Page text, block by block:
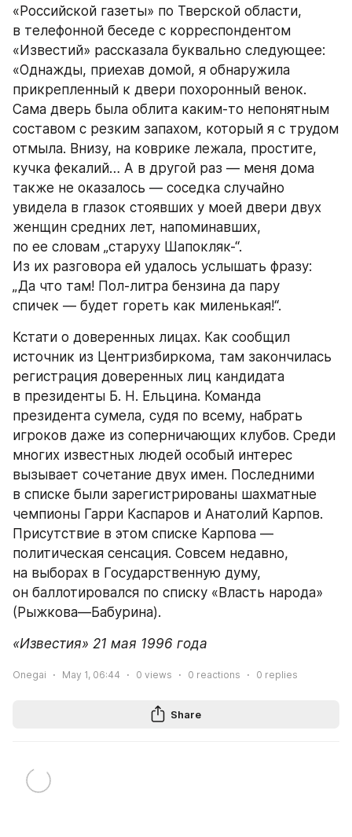
«Российской газеты» по Тверской области,
в телефонной беседе с корреспондентом
«Известий» рассказала буквально следующее:
«Однажды, приехав домой, я обнаружила
прикрепленный к двери похоронный венок.
Сама дверь была облита каким-то непонятным
составом с резким запахом, который я с трудом
отмыла. Внизу, на коврике лежала, простите,
кучка фекалий… А в другой раз — меня дома
также не оказалось — соседка случайно
увидела в глазок стоявших у моей двери двух
женщин средних лет, напоминавших,
по ее словам „старуху Шапокляк-“.
Из их разговора ей удалось услышать фразу:
„Да что там! Пол-литра бензина да пару
спичек — будет гореть как миленькая!“.
Кстати о доверенных лицах. Как сообщил
источник из Центризбиркома, там закончилась
регистрация доверенных лиц кандидата
в президенты Б. Н. Ельцина. Команда
президента сумела, судя по всему, набрать
игроков даже из соперничающих клубов. Среди
многих известных людей особый интерес
вызывает сочетание двух имен. Последними
в списке были зарегистрированы шахматные
чемпионы Гарри Каспаров и Анатолий Карпов.
Присутствие в этом списке Карпова —
политическая сенсация. Совсем недавно,
на выборах в Государственную думу,
он баллотировался по списку «Власть народа»
(Рыжкова—Бабурина).
«Известия» 21 мая 1996 года
Onegai May 1, 06:44 0 views 0 reactions 0 replies
Share